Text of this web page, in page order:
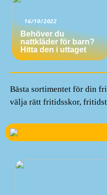
16/10/2022
Behöver du
nattkläder för barn?
Hitta den i uttaget
Bästa sortimentet för din
välja rätt fritidsskor,